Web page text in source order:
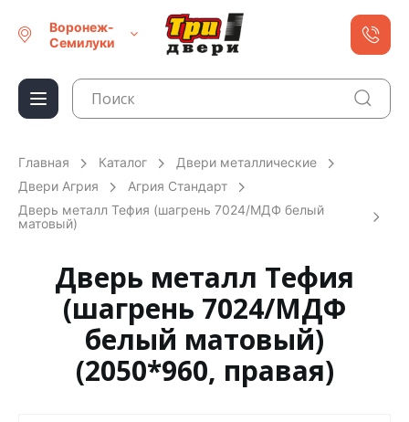
Воронеж-
Семилуки
Главная Каталог
Двери металлические
Двери Агрия
Агрия Стандарт
Дверь металл Тефия (шагрень 7024/МДФ белый
матовый)
Дверь металл Тефия
(шагрень 7024/МДФ
белый матовый)
(2050*960, правая)